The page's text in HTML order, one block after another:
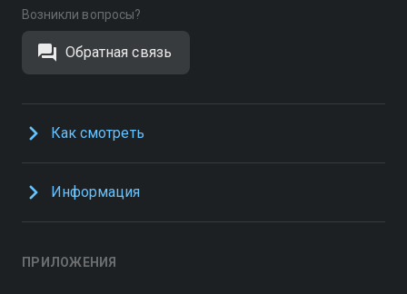
Возникли вопросы?
Обратная связь
Как смотреть
Информация
ПРИЛОЖЕНИЯ